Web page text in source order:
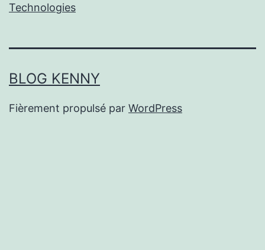
Technologies
BLOG KENNY
Fièrement propulsé par WordPress